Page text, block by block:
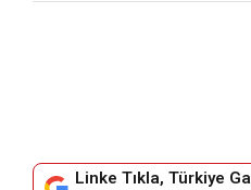
Linke Tıkla, Türkiye